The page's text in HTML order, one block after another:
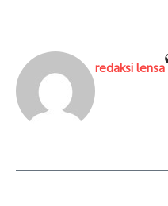
redaksi lensa